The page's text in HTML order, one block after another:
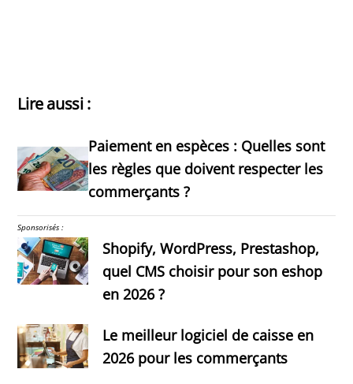
Lire aussi :
Paiement en espèces : Quelles sont
les règles que doivent respecter les
commerçants ?
Sponsorisés :
Shopify, WordPress, Prestashop,
quel CMS choisir pour son eshop
en 2026 ?
Le meilleur logiciel de caisse en
2026 pour les commerçants